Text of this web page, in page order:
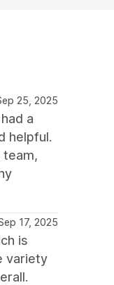
25, 2025
a
helpful.
17, 2025
is
variety